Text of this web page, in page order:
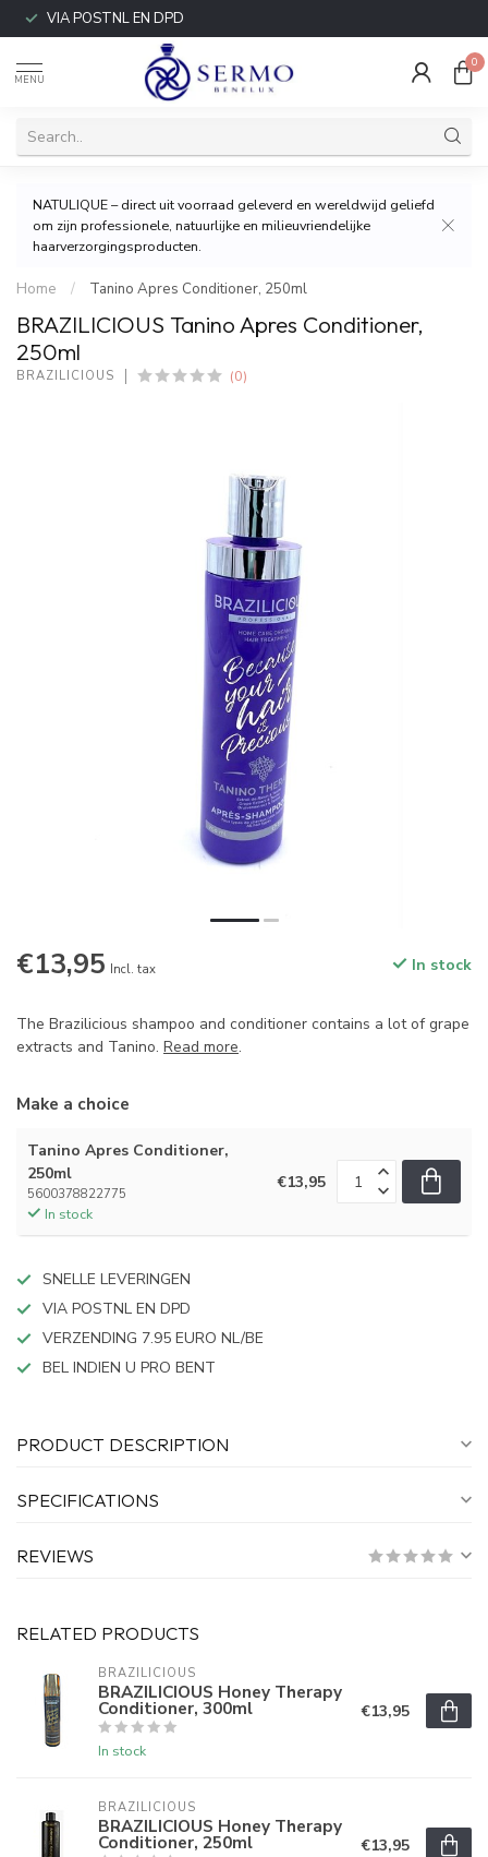
VIA POSTNL EN DPD
MENU
0
NATULIQUE – direct uit voorraad geleverd en wereldwijd geliefd
om zijn professionele, natuurlijke en milieuvriendelijke
haarverzorgingsproducten.
Home / Tanino Apres Conditioner, 250ml
BRAZILICIOUS Tanino Apres Conditioner,
250ml
BRAZILICIOUS (0)
€13,95 Incl. tax In stock
The Brazilicious shampoo and conditioner contains a lot of grape
extracts and Tanino. Read more.
Make a choice
Tanino Apres Conditioner,
250ml
5600378822775
In stock
€13,95
SNELLE LEVERINGEN
VIA POSTNL EN DPD
VERZENDING 7.95 EURO NL/BE
BEL INDIEN U PRO BENT
PRODUCT DESCRIPTION
SPECIFICATIONS
REVIEWS
RELATED PRODUCTS
BRAZILICIOUS
BRAZILICIOUS Honey Therapy
Conditioner, 300ml
In stock
€13,95
BRAZILICIOUS
BRAZILICIOUS Honey Therapy
Conditioner, 250ml €13,95